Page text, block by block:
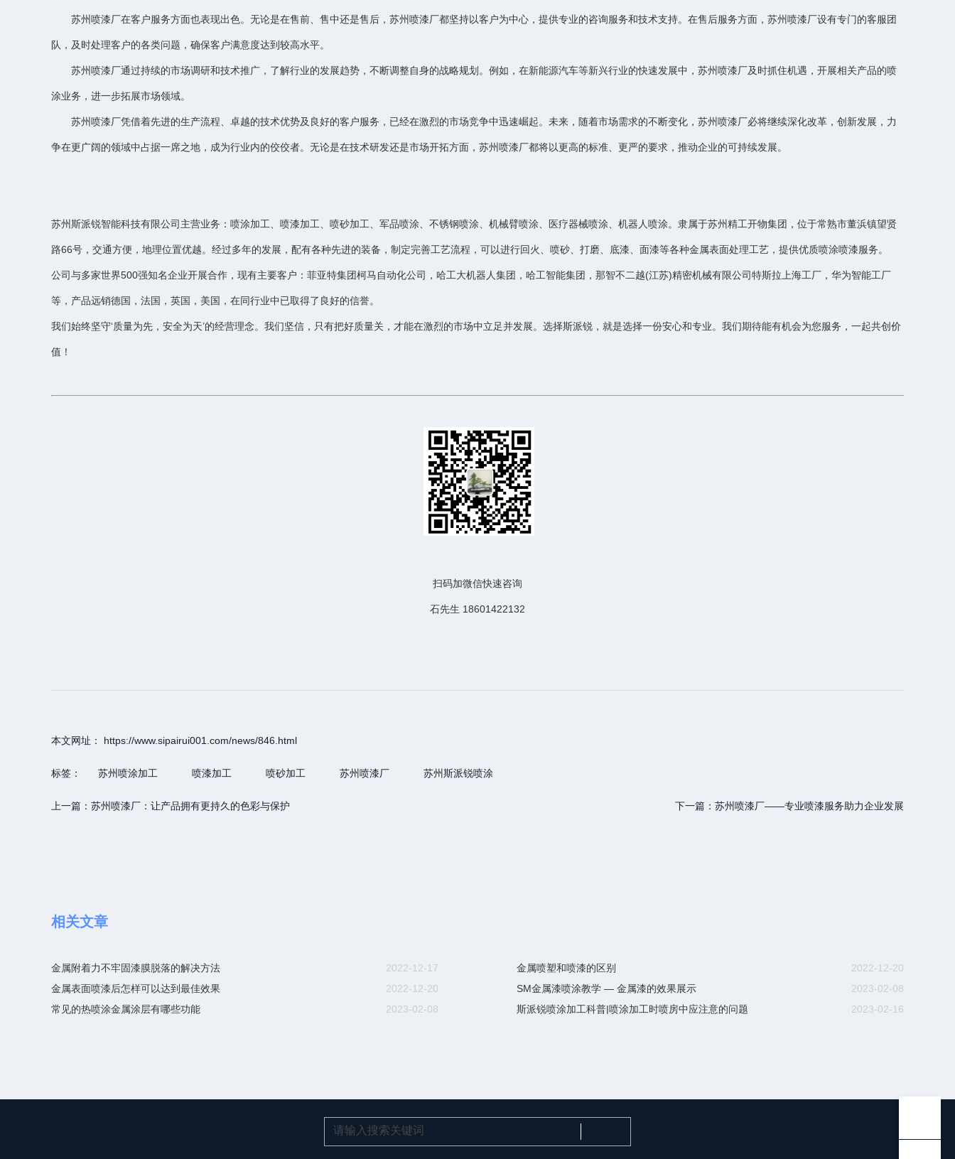
苏州喷漆厂在客户服务方面也表现出色。无论是在售前、售中还是售后，苏州喷漆厂都坚持以客户为中心，提供专业的咨询服务和技术支持。在售后服务方面，苏州喷漆厂设有专门的客服团
队，及时处理客户的各类问题，确保客户满意度达到较高水平。
苏州喷漆厂通过持续的市场调研和技术推广，了解行业的发展趋势，不断调整自身的战略规划。例如，在新能源汽车等新兴行业的快速发展中，苏州喷漆厂及时抓住机遇，开展相关产品的喷
涂业务，进一步拓展市场领域。
苏州喷漆厂凭借着先进的生产流程、卓越的技术优势及良好的客户服务，已经在激烈的市场竞争中迅速崛起。未来，随着市场需求的不断变化，苏州喷漆厂必将继续深化改革，创新发展，力
争在更广阔的领域中占据一席之地，成为行业内的佼佼者。无论是在技术研发还是市场开拓方面，苏州喷漆厂都将以更高的标准、更严的要求，推动企业的可持续发展。
苏州斯派锐智能科技有限公司主营业务：喷涂加工、喷漆加工、喷砂加工、军品喷涂、不锈钢喷涂、机械臂喷涂、医疗器械喷涂、机器人喷涂。隶属于苏州精工开物集团，位于常熟市董浜镇望贤
路66号，交通方便，地理位置优越。经过多年的发展，配有各种先进的装备，制定完善工艺流程，可以进行回火、喷砂、打磨、底漆、面漆等各种金属表面处理工艺，提供优质喷涂喷漆服务。
公司与多家世界500强知名企业开展合作，现有主要客户：菲亚特集团柯马自动化公司，哈工大机器人集团，哈工智能集团，那智不二越(江苏)精密机械有限公司特斯拉上海工厂，华为智能工厂
等，产品远销德国，法国，英国，美国，在同行业中已取得了良好的信誉。
我们始终坚守‘质量为先，安全为天’的经营理念。我们坚信，只有把好质量关，才能在激烈的市场中立足并发展。选择斯派锐，就是选择一份安心和专业。我们期待能有机会为您服务，一起共创价
值！
扫码加微信快速咨询
石先生 18601422132
本文网址： https://www.sipairui001.com/news/846.html
标签： 苏州喷涂加工 喷漆加工 喷砂加工 苏州喷漆厂 苏州斯派锐喷涂
上一篇： 苏州喷漆厂：让产品拥有更持久的色彩与保护 下一篇： 苏州喷漆厂——专业喷漆服务助力企业发展
相关文章
2022-12-17
金属附着力不牢固漆膜脱落的解决方法 2022-12-20
金属喷塑和喷漆的区别
2022-12-20
金属表面喷漆后怎样可以达到最佳效果 2023-02-08
SM金属漆喷涂教学 — 金属漆的效果展示
2023-02-08
常见的热喷涂金属涂层有哪些功能 2023-02-16
斯派锐喷涂加工科普|喷涂加工时喷房中应注意的问题